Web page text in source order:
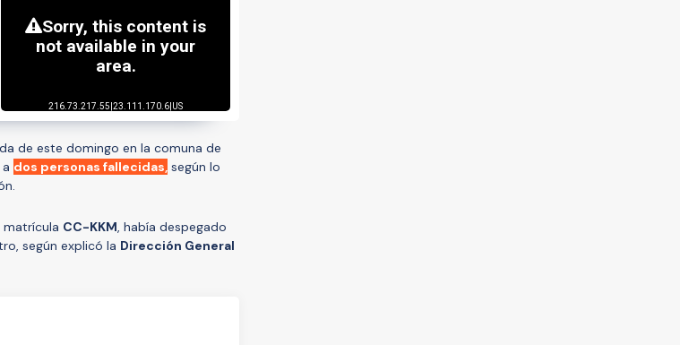
de este domingo en la comuna de
dos personas fallecidas, según lo
matrícula CC-KKM, había despegado
según explicó la Dirección General